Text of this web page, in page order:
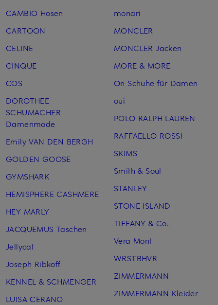
CAMBIO Hosen
CARTOON
CELINE
CINQUE
COS
DOROTHEE
SCHUMACHER
Damenmode
Emily VAN DEN BERGH
GOLDEN GOOSE
GYMSHARK
HEMISPHERE CASHMERE
HEY MARLY
JACQUEMUS Taschen
Jellycat
Joseph Ribkoff
KENNEL & SCHMENGER
LUISA CERANO
monari
MONCLER
MONCLER Jacken
MORE & MORE
On Schuhe für Damen
oui
POLO RALPH LAUREN
RAFFAELLO ROSSI
SKIMS
Smith & Soul
STANLEY
STONE ISLAND
TIFFANY & Co.
Vera Mont
WRSTBHVR
ZIMMERMANN
ZIMMERMANN Kleider